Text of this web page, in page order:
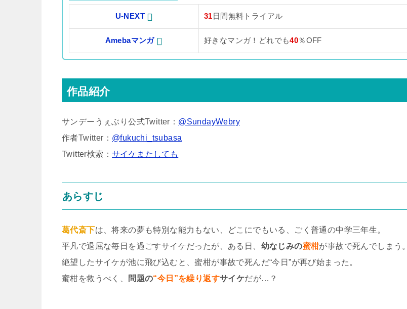
U-NEXT 31 日間無料トライアル
Amebaマンガ 好きなマンガ！どれでも40％OFF
作品紹介
サンデーうぇぶり公式Twitter： @SundayWebry
作者Twitter： @fukuchi_tsubasa
Twitter検索： サイケまたしても
あらすじ
葛代斎下は、将来の夢も特別な能力もない、どこにでもいる、ごく普通の中学三年生。
平凡で退屈な毎日を過ごすサイケだったが、ある日、 幼なじみの蜜柑が事故で死んでしまう。
絶望したサイケが池に飛び込むと、蜜柑が事故で死んだ“今日”が再び始まった。
蜜柑を救うべく、
問題の“今日”を繰り返すサイケだが…？